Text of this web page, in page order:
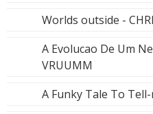
Worlds outside -
A Evolucao De Um
VRUUMM
A Funky Tale To Tell-